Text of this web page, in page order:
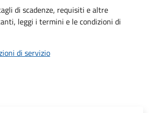
di scadenze, requisiti e altre
leggi i termini e le condizioni di
di servizio